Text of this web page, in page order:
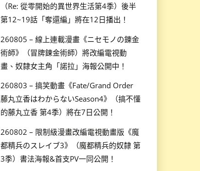
（Re: 從零開始的異世界生活第4季）後半
第12~19話「奪還編」將在12日播出！
260805 – 線上連載漫畫《ニセモノの錬金
術師》（冒牌鍊金術師）將改編電視動
畫、奴隸女主角「諾拉」海報公開中！
260803 – 搞笑動畫《Fate/Grand Order
藤丸立香はわからないSeason4》（搞不懂
的藤丸立香 第4季）將在7日公開！
260802 – 限制級漫畫改編電視動畫版《魔
都精兵のスレイブ3》（魔都精兵的奴隸 第
3季）書法海報&首支PV一同公開！